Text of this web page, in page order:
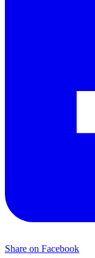
Share on Facebook